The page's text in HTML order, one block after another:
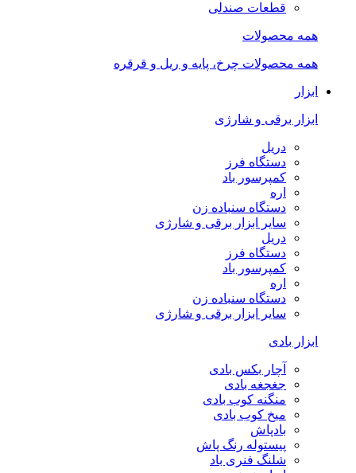
قطعات صندلی
همه محصولات
همه محصولات چرخ، پایه و ریل و قرقره
ابزار
ابزار برقی و شارژی
دریل
دستگاه فرز
کمپرسور باد
اره
دستگاه سنباده زن
سایر ابزار برقی و شارژی
دریل
دستگاه فرز
کمپرسور باد
اره
دستگاه سنباده زن
سایر ابزار برقی و شارژی
ابزار بادی
آچار بکس بادی
جغجغه بادی
منگنه کوب بادی
میخ کوب بادی
بادپاش
پیستوله رنگ پاش
شلنگ فنری باد